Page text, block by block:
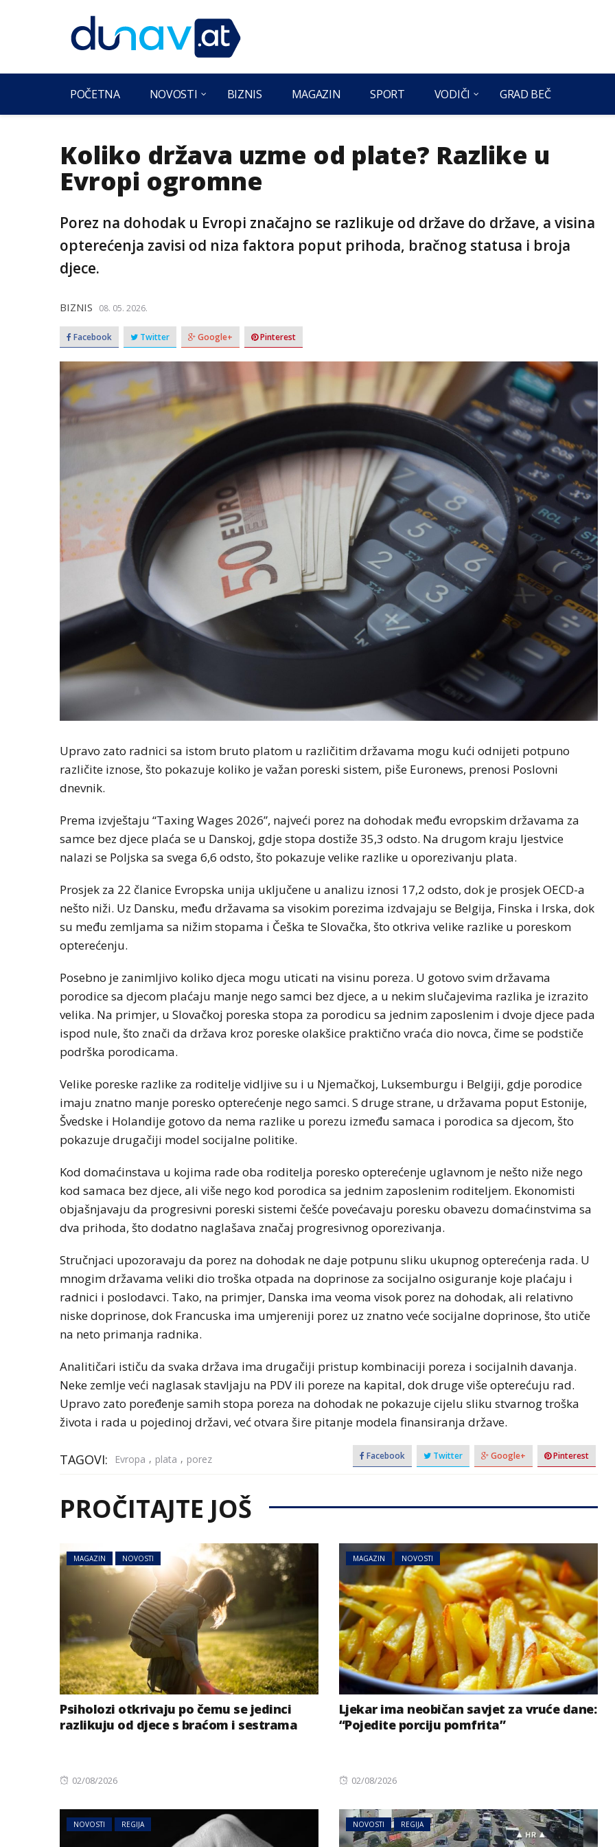
POČETNA NOVOSTI BIZNIS MAGAZIN SPORT VODIČI GRAD BEČ
Koliko država uzme od plate? Razlike u
Evropi ogromne
Porez na dohodak u Evropi značajno se razlikuje od države do države, a visina
opterećenja zavisi od niza faktora poput prihoda, bračnog statusa i broja
djece.
BIZNIS 08. 05. 2026.
Facebook Twitter Google+ Pinterest
Upravo zato radnici sa istom bruto platom u različitim državama mogu kući odnijeti potpuno
različite iznose, što pokazuje koliko je važan poreski sistem, piše Euronews, prenosi Poslovni
dnevnik.
Prema izvještaju “Taxing Wages 2026”, najveći porez na dohodak među evropskim državama za
samce bez djece plaća se u Danskoj, gdje stopa dostiže 35,3 odsto. Na drugom kraju ljestvice
nalazi se Poljska sa svega 6,6 odsto, što pokazuje velike razlike u oporezivanju plata.
Prosjek za 22 članice Evropska unija uključene u analizu iznosi 17,2 odsto, dok je prosjek OECD-a
nešto niži. Uz Dansku, među državama sa visokim porezima izdvajaju se Belgija, Finska i Irska, dok
su među zemljama sa nižim stopama i Češka te Slovačka, što otkriva velike razlike u poreskom
opterećenju.
Posebno je zanimljivo koliko djeca mogu uticati na visinu poreza. U gotovo svim državama
porodice sa djecom plaćaju manje nego samci bez djece, a u nekim slučajevima razlika je izrazito
velika. Na primjer, u Slovačkoj poreska stopa za porodicu sa jednim zaposlenim i dvoje djece pada
ispod nule, što znači da država kroz poreske olakšice praktično vraća dio novca, čime se podstiče
podrška porodicama.
Velike poreske razlike za roditelje vidljive su i u Njemačkoj, Luksemburgu i Belgiji, gdje porodice
imaju znatno manje poresko opterećenje nego samci. S druge strane, u državama poput Estonije,
Švedske i Holandije gotovo da nema razlike u porezu između samaca i porodica sa djecom, što
pokazuje drugačiji model socijalne politike.
Kod domaćinstava u kojima rade oba roditelja poresko opterećenje uglavnom je nešto niže nego
kod samaca bez djece, ali više nego kod porodica sa jednim zaposlenim roditeljem. Ekonomisti
objašnjavaju da progresivni poreski sistemi češće povećavaju poresku obavezu domaćinstvima sa
dva prihoda, što dodatno naglašava značaj progresivnog oporezivanja.
Stručnjaci upozoravaju da porez na dohodak ne daje potpunu sliku ukupnog opterećenja rada. U
mnogim državama veliki dio troška otpada na doprinose za socijalno osiguranje koje plaćaju i
radnici i poslodavci. Tako, na primjer, Danska ima veoma visok porez na dohodak, ali relativno
niske doprinose, dok Francuska ima umjereniji porez uz znatno veće socijalne doprinose, što utiče
na neto primanja radnika.
Analitičari ističu da svaka država ima drugačiji pristup kombinaciji poreza i socijalnih davanja.
Neke zemlje veći naglasak stavljaju na PDV ili poreze na kapital, dok druge više opterećuju rad.
Upravo zato poređenje samih stopa poreza na dohodak ne pokazuje cijelu sliku stvarnog troška
života i rada u pojedinoj državi, već otvara šire pitanje modela finansiranja države.
TAGOVI: Evropa , plata , porez Facebook Twitter Google+ Pinterest
PROČITAJTE JOŠ
MAGAZIN NOVOSTI
Psiholozi otkrivaju po čemu se jedinci
razlikuju od djece s braćom i sestrama
Posted
02/08/2026
MAGAZIN NOVOSTI
Ljekar ima neobičan savjet za vruće dane:
“Pojedite porciju pomfrita”
Posted
02/08/2026
NOVOSTI REGIJA NOVOSTI REGIJA